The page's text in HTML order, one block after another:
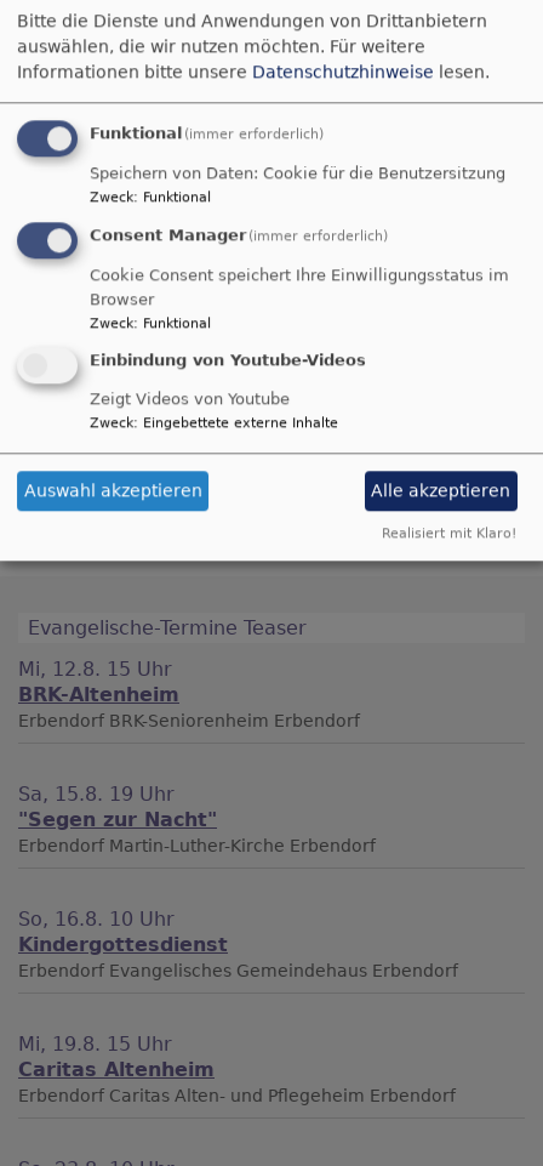
Familienkirche
Kindergottesdienst
Evangelisch
2024
Evangelische-Termine Teaser
Mi, 12.8. 15 Uhr
BRK-Altenheim
Erbendorf BRK-Seniorenheim Erbendorf
Sa, 15.8. 19 Uhr
"Segen zur Nacht"
Erbendorf Martin-Luther-Kirche Erbendorf
So, 16.8. 10 Uhr
Kindergottesdienst
Erbendorf Evangelisches Gemeindehaus Erbendorf
Mi, 19.8. 15 Uhr
Caritas Altenheim
Erbendorf Caritas Alten- und Pflegeheim Erbendorf
Bitte die Dienste und Anwendungen von Drittanbietern
auswählen, die wir nutzen möchten. Für weitere
Informationen bitte unsere Datenschutzhinweise lesen.
Funktional (immer erforderlich)
Speichern von Daten: Cookie für die Benutzersitzung
Zweck: Funktional
Consent Manager (immer erforderlich)
Cookie Consent speichert Ihre Einwilligungsstatus im
Browser
Zweck: Funktional
Einbindung von Youtube-Videos
Zeigt Videos von Youtube
Zweck: Eingebettete externe Inhalte
Auswahl akzeptieren Alle akzeptieren
Realisiert mit Klaro!